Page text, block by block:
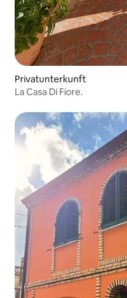
Privatunterkunft
La Casa Di Fiore.